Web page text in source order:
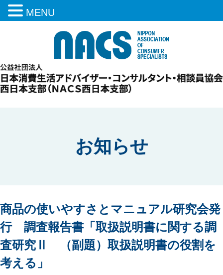
お知らせ
商品の使いやすさとマニュアル研究会発
行 調査報告書「取扱説明書に関する調
査研究Ⅱ （副題）取扱説明書の役割を
考える」
MENU